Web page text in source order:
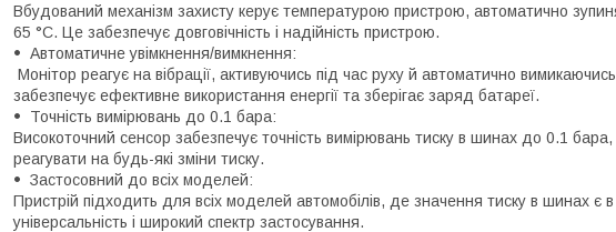
Вбудований механізм захисту керує температурою пристрою, автоматично
65 °C. Це забезпечує довговічність і надійність пристрою.
Автоматичне увімкнення/вимкнення:
Монітор реагує на вібрації, активуючись під час руху й автоматично
забезпечує ефективне використання енергії та зберігає заряд батареї.
Точність вимірювань до 0.1 бара:
Високоточний сенсор забезпечує точність вимірювань тиску в шинах до 0.1
реагувати на будь-які зміни тиску.
Застосовний до всіх моделей:
Пристрій підходить для всіх моделей автомобілів, де значення тиску в шинах
універсальність і широкий спектр застосування.